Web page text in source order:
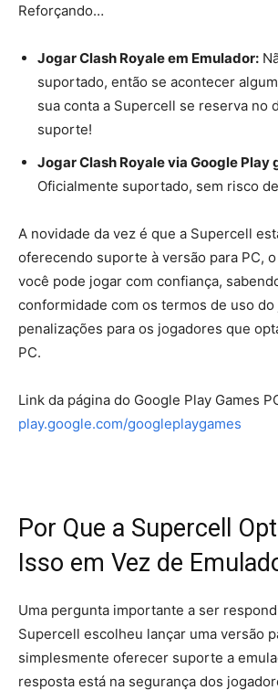
Reforçando…
Jogar Clash Royale em Emulador:
suportado, então se acontecer
sua conta a Supercell se reserva no
suporte!
Jogar Clash Royale via Google Play
Oficialmente suportado, sem risco
A novidade da vez é que a Supercell
oferecendo suporte à versão para PC,
você pode jogar com confiança,
conformidade com os termos de uso do
penalizações para os jogadores que
PC.
Link da página do Google Play Games
play.google.com/googleplaygames
Por Que a Supercell
Isso em Vez de
Uma pergunta importante a ser
Supercell escolheu lançar uma versão
simplesmente oferecer suporte a
resposta está na segurança dos